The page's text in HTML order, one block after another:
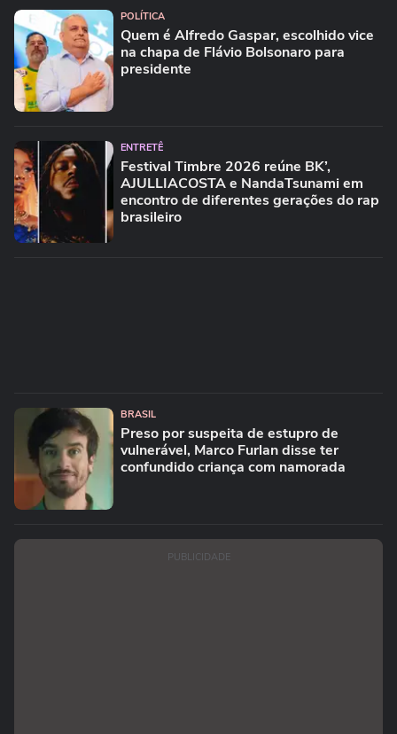
POLÍTICA
Quem é Alfredo Gaspar, escolhido vice
na chapa de Flávio Bolsonaro para
presidente
ENTRETÊ
Festival Timbre 2026 reúne BK’,
AJULLIACOSTA e NandaTsunami em
encontro de diferentes gerações do rap
brasileiro
BRASIL
Preso por suspeita de estupro de
vulnerável, Marco Furlan disse ter
confundido criança com namorada
PUBLICIDADE